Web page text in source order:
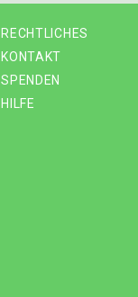
RECHTLICHES
KONTAKT
SPENDEN
HILFE